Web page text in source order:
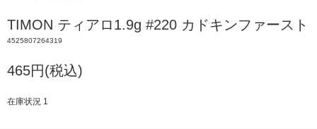
TIMON ティアロ1.9g #220 カドキンファースト
4525807264319
465円(税込)
在庫状況 1